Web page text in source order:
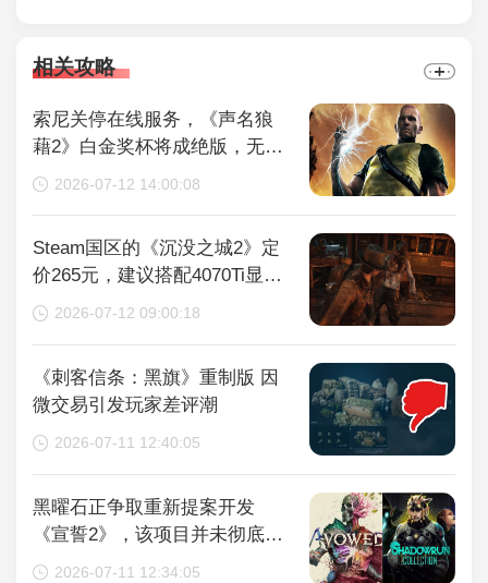
相关攻略
索尼关停在线服务，《声名狼
藉2》白金奖杯将成绝版，无法
再获取
2026-07-12 14:00:08
Steam国区的《沉没之城2》定
价265元，建议搭配4070Ti显卡
以获得较好体验
2026-07-12 09:00:18
《刺客信条：黑旗》重制版 因
微交易引发玩家差评潮
2026-07-11 12:40:05
黑曜石正争取重新提案开发
《宣誓2》，该项目并未彻底取
消
2026-07-11 12:34:05